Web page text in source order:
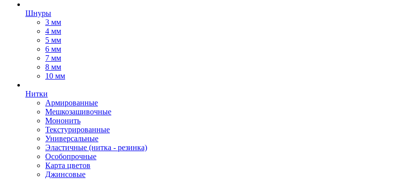
Шнуры
3 мм
4 мм
5 мм
6 мм
7 мм
8 мм
10 мм
Нитки
Армированные
Мешкозашивочные
Мононить
Текстурированные
Универсальные
Эластичные (нитка - резинка)
Особопрочные
Карта цветов
Джинсовые